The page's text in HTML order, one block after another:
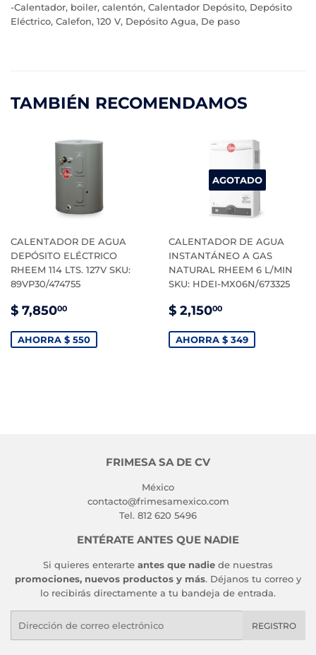
-Calentador, boiler, calentón, Calentador Depósito, Depósito
Eléctrico, Calefon, 120 V, Depósito Agua, De paso
TAMBIÉN RECOMENDAMOS
CALENTADOR DE AGUA
DEPÓSITO ELÉCTRICO
RHEEM 114 LTS. 127V SKU:
89VP30/474755
PRECIO
VENTA
$ 7,85000
AHORRA $ 550
AGOTADO
CALENTADOR DE AGUA
INSTANTÁNEO A GAS
NATURAL RHEEM 6 L/MIN
SKU: HDEI-MX06N/673325
PRECIO
VENTA
$ 2,15000
AHORRA $ 349
FRIMESA SA DE CV
México
contacto@frimesamexico.com
Tel. 812 620 5496
ENTÉRATE ANTES QUE NADIE
Si quieres enterarte antes que nadie de nuestras
promociones, nuevos productos y más. Déjanos tu correo y
lo recibirás directamente a tu bandeja de entrada.
REGISTRO